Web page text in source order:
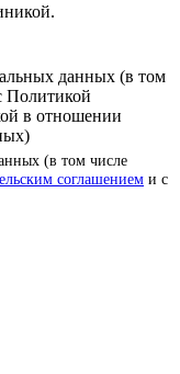
данных (в том
Политикой
в отношении
(в том числе
соглашением и с